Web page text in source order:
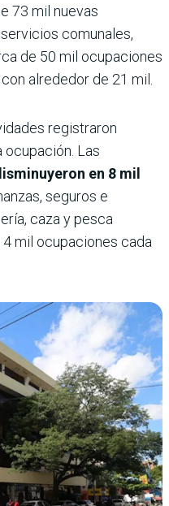
73 mil nuevas
comunales,
de 50 mil ocupaciones
alrededor de 21 mil.
registraron
ocupación. Las
en 8 mil
seguros e
caza y pesca
mil ocupaciones cada